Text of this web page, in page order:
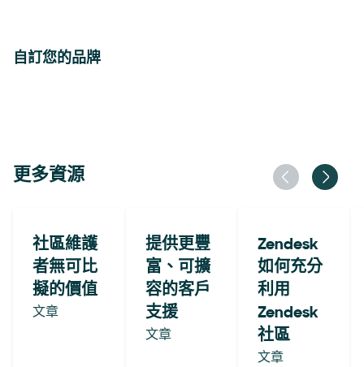
自訂您的品牌
更多資源
社區維護
者無可比
擬的價值
文章
提供更豐
富、可擴
容的客戶
支援
文章
Zendesk
如何充分
利用
Zendesk
社區
文章